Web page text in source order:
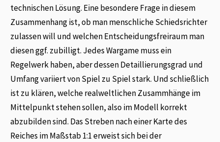
technischen Lösung. Eine besondere Frage in diesem
Zusammenhang ist, ob man menschliche Schiedsrichter
zulassen will und welchen Entscheidungsfreiraum man
diesen ggf. zubilligt. Jedes Wargame muss ein
Regelwerk haben, aber dessen Detaillierungsgrad und
Umfang variiert von Spiel zu Spiel stark. Und schließlich
ist zu klären, welche realweltlichen Zusammhänge im
Mittelpunkt stehen sollen, also im Modell korrekt
abzubilden sind. Das Streben nach einer Karte des
Reiches im Maßstab 1:1 erweist sich bei der